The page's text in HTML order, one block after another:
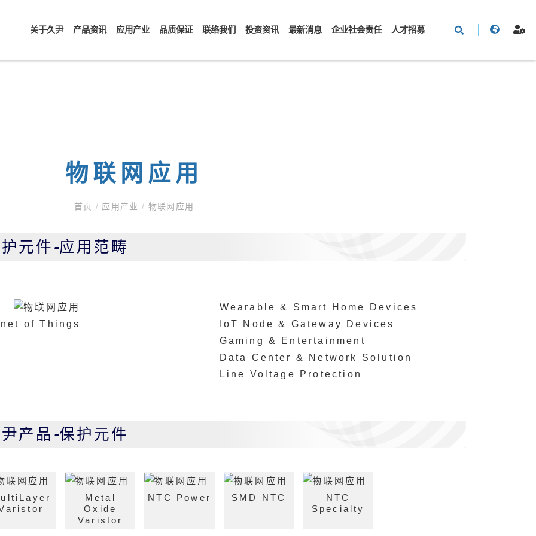
关于久尹 产品资讯 应用产业 品质保证 联络我们 投资资讯 最新消息 企业社会责任 人才招募
物联网应用
首页 / 应用产业/ 物联网应用
元件-应用范畴
of Things
Wearable & Smart Home Devices
IoT Node & Gateway Devices
Gaming & Entertainment
Data Center & Network Solution
Line Voltage Protection
产品-保护元件
Metal
Oxide
Varistor
NTC Power SMD NTC
NTC
Specialty